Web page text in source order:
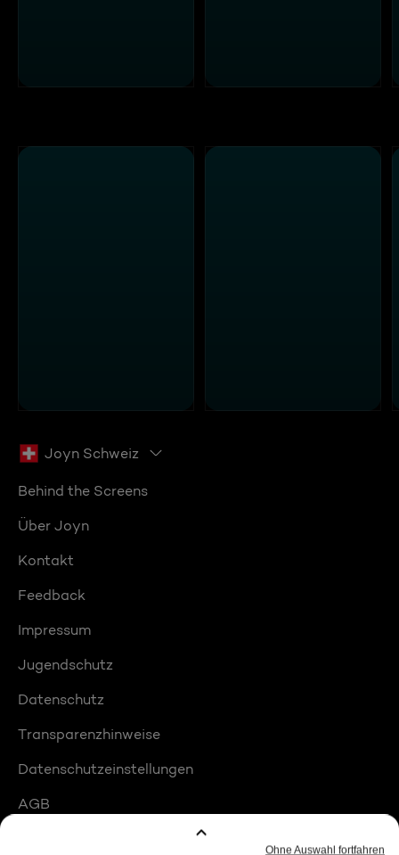
Joyn Schweiz
Behind the Screens
Über Joyn
Kontakt
Feedback
Impressum
Jugendschutz
Datenschutz
Transparenzhinweise
Datenschutzeinstellungen
AGB